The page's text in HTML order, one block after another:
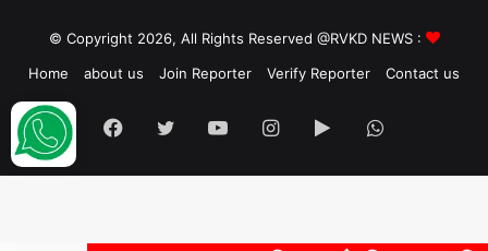
© Copyright 2026, All Rights Reserved @RVKD NEWS :
Home
about us Join Reporter Verify Reporter Contact us
Facebook
TwitterYouTubeInstagram
Google
Play
WhatsApp